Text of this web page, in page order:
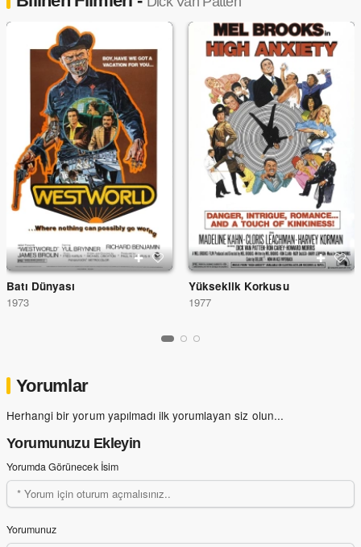
Batı Dünyası
1973
Yükseklik Korkusu
1977
Yorumlar
Herhangi bir yorum yapılmadı ilk yorumlayan siz olun...
Yorumunuzu Ekleyin
Yorumda Görünecek İsim
Yorumunuz